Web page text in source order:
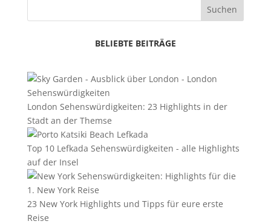
Suchen
BELIEBTE BEITRÄGE
London Sehenswürdigkeiten: 23 Highlights in der
Stadt an der Themse
Top 10 Lefkada Sehenswürdigkeiten - alle Highlights
auf der Insel
23 New York Highlights und Tipps für eure erste
Reise